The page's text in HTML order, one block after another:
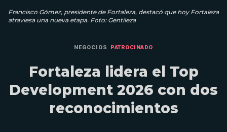
Francisco Gómez, presidente de Fortaleza, destacó que hoy Fortaleza
atraviesa una nueva etapa. Foto: Gentileza
NEGOCIOS PATROCINADO
Fortaleza lidera el Top
Development 2026 con dos
reconocimientos